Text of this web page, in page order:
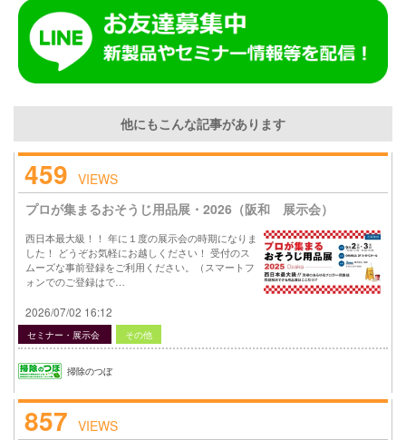
他にもこんな記事があります
459 VIEWS
プロが集まるおそうじ用品展・2026（阪和 展示会）
西日本最大級！！ 年に１度の展示会の時期になりま
した！ どうぞお気軽にお越しください！ 受付のス
ムーズな事前登録をご利用ください。（スマートフ
ォンでのご登録はで…
2026/07/02 16:12
セミナー・展示会 その他
掃除のつぼ
857 VIEWS